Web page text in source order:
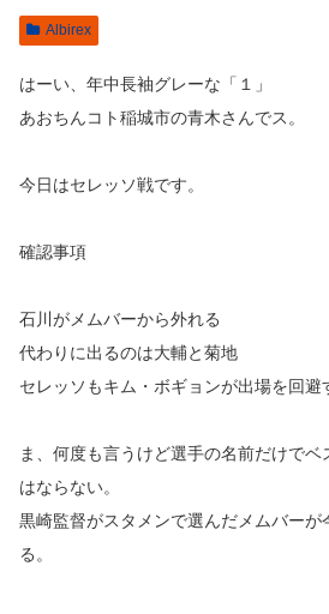
Albirex
はーい、年中長袖グレーな「１」
あおちんコト稲城市の青木さんでス。
今日はセレッソ戦です。
確認事項
石川がメムバーから外れる
代わりに出るのは大輔と菊地
セレッソもキム・ボギョンが出場を回避
ま、何度も言うけど選手の名前だけで
はならない。
黒崎監督がスタメンで選んだメムバーが
る。